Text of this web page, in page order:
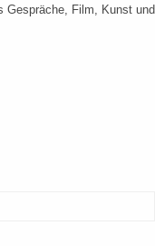
Gespräche, Film, Kunst und